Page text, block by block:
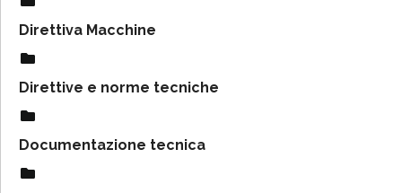
Direttiva Macchine
Direttive e norme tecniche
Documentazione tecnica